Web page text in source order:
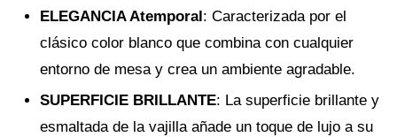
ELEGANCIA Atemporal : Caracterizada por el
clásico color blanco que combina con cualquier
entorno de mesa y crea un ambiente agradable.
SUPERFICIE BRILLANTE: La superficie brillante y
esmaltada de la vajilla añade un toque de lujo a su